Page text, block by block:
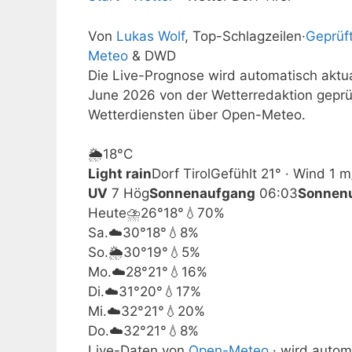
Von Lukas Wolf, Top-Schlagzeilen·
Meteo & DWD
Die Live-Prognose wird automatisch
June 2026 von der Wetterredaktion
Wetterdiensten über Open-Meteo.
🌦️18°C
Light rainDorf TirolGefühlt 21° · Wind 1
UV 7 HögSonnenaufgang 06:03
Heute⛈️26°18° 💧70%
Sa.☁️30°18° 💧8%
So.🌦️30°19° 💧5%
Mo.☁️28°21° 💧16%
Di.☁️31°20° 💧17%
Mi.☁️32°21° 💧20%
Do.☁️32°21° 💧8%